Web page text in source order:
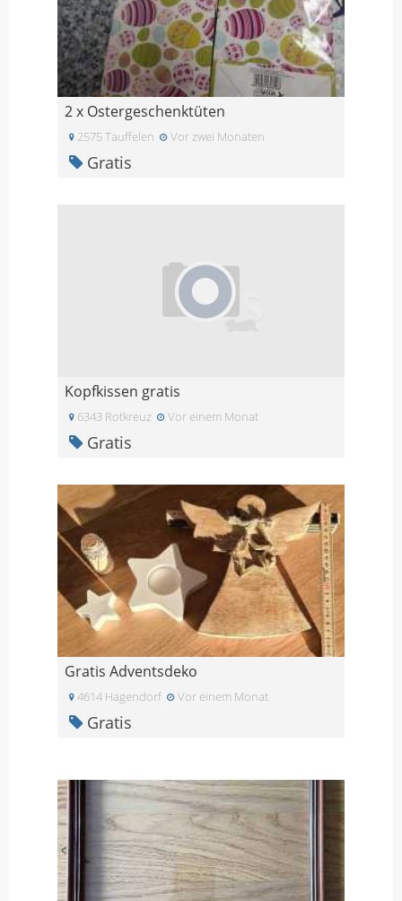
2 x Ostergeschenktüten
2575 Tauffelen Vor zwei Monaten
Gratis
Kopfkissen gratis
6343 Rotkreuz Vor einem Monat
Gratis
Gratis Adventsdeko
4614 Hagendorf Vor einem Monat
Gratis